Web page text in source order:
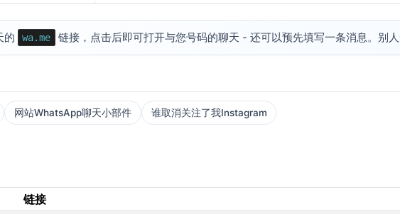
的 wa.me 链接，点击后即可打开与您号码的聊天 - 还可以预先填写一条消息。别
网站WhatsApp聊天小部件 谁取消关注了我Instagram
链接